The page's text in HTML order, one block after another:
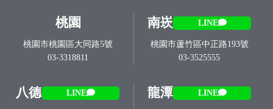
桃園
桃園市桃園區大同路5號
03-3318811
南崁 LINE
桃園市蘆竹區中正路193號
03-3525555
八德 LINE 龍潭 LINE